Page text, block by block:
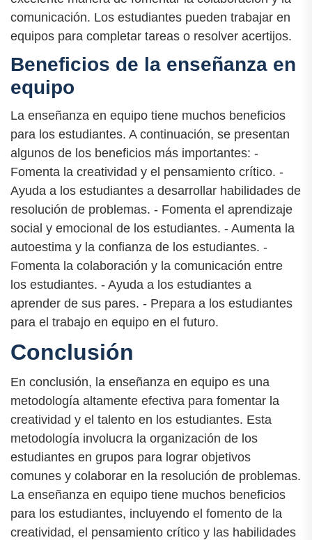
comunicación. Los estudiantes pueden trabajar en
equipos para completar tareas o resolver acertijos.
Beneficios de la enseñanza en
equipo
La enseñanza en equipo tiene muchos beneficios
para los estudiantes. A continuación, se presentan
algunos de los beneficios más importantes: -
Fomenta la creatividad y el pensamiento crítico. -
Ayuda a los estudiantes a desarrollar habilidades de
resolución de problemas. - Fomenta el aprendizaje
social y emocional de los estudiantes. - Aumenta la
autoestima y la confianza de los estudiantes. -
Fomenta la colaboración y la comunicación entre
los estudiantes. - Ayuda a los estudiantes a
aprender de sus pares. - Prepara a los estudiantes
para el trabajo en equipo en el futuro.
Conclusión
En conclusión, la enseñanza en equipo es una
metodología altamente efectiva para fomentar la
creatividad y el talento en los estudiantes. Esta
metodología involucra la organización de los
estudiantes en grupos para lograr objetivos
comunes y colaborar en la resolución de problemas.
La enseñanza en equipo tiene muchos beneficios
para los estudiantes, incluyendo el fomento de la
creatividad, el pensamiento crítico y las habilidades